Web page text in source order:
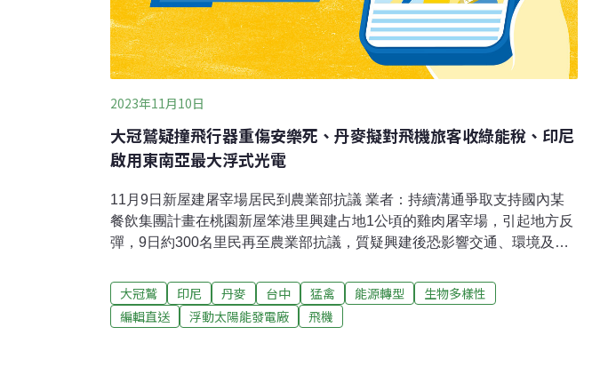
2023年11月10日
大冠鷲疑撞飛行器重傷安樂死、丹麥擬對飛機旅客收綠能稅、印尼
啟用東南亞最大浮式光電
11月9日新屋建屠宰場居民到農業部抗議 業者：持續溝通爭取支持國內某
餐飲集團計畫在桃園新屋笨港里興建占地1公頃的雞肉屠宰場，引起地方反
彈，9日約300名里民再至農業部抗議，質疑興建後恐影響交通、環境及觀
廠房、淨零碳排環境永續、提供在地就業及創造新屋地方新經濟，針對地
方疑慮將持續積極溝通說明爭取支持。（聯合報報導）台中機場外大冠鷲
疑撞上飛行器 截斷右翅、右腳安樂死台中市野生動物保育學會日前接獲通
大冠鷲 印尼 丹麥 台中 猛禽 能源轉型
生物多樣性
編輯直送
浮動太陽能發電廠 飛機